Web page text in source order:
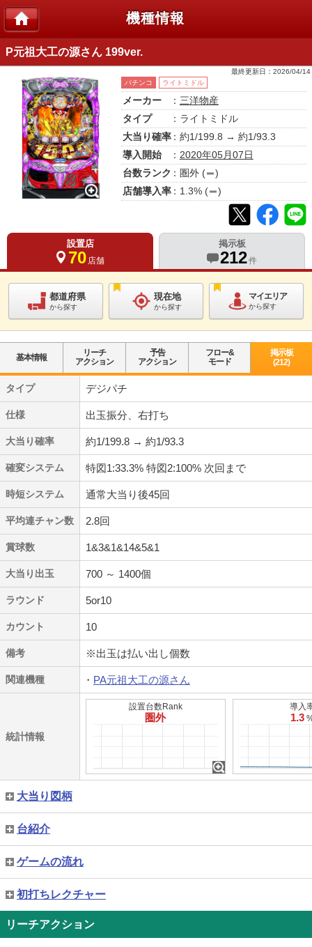
機種情報
P元祖大工の源さん 199ver.
最終更新日： 2026/04/14
パチンコ
ライトミドル
メーカー ： 三洋物産
タイプ
：ライトミドル
大当り確率：約1/199.8 → 約1/93.3
導入開始
： 2020年05月07日
台数ランク： 圏外(
)
店舗導入率： 1.3% ( )
設置店
70 店舗
掲示板
212件
都道府県
から探す
現在地
から探す
マイエリア
から探す
基本情報
リーチ
アクション
予告
アクション
フロー&
モード
掲示板
(212)
タイプ デジパチ
仕様 出玉振分、右打ち
大当り確率 約1/199.8 → 約1/93.3
確変システム 特図1:33.3% 特図2:100% 次回まで
時短システム 通常大当り後45回
平均連チャン数 2.8回
賞球数 1&3&1&14&5&1
大当り出玉 700 ～ 1400個
ラウンド 5or10
カウント 10
備考 ※出玉は払い出し個数
関連機種 PA元祖大工の源さん
統計情報
設置台数Rank
圏外
導入
1.3
大当り図柄
台紹介
ゲームの流れ
初打ちレクチャー
リーチアクション